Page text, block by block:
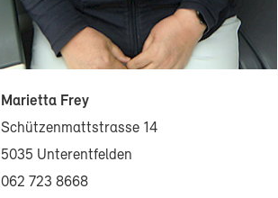
Marietta Frey
Schützenmattstrasse 14
5035 Unterentfelden
062 723 8668